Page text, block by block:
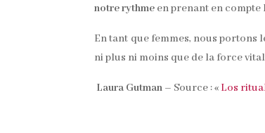
notre rythme en prenant en
En tant que femmes, nous portons
ni plus ni moins que de la force
Laura Gutman – Source : «Los